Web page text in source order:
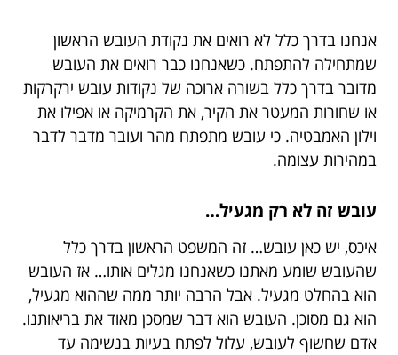
אנחנו בדרך כלל לא רואים את נקודת העובש הראשון
שמתחילה להתפתח. כשאנחנו כבר רואים את העובש
מדובר בדרך כלל בשורה ארוכה של נקודות עובש ירקרקות
או שחורות המעטר את הקיר, את הקרמיקה או אפילו את
וילון האמבטיה. כי עובש מתפתח מהר ועובר מדבר לדבר
במהירות עצומה.
עובש זה לא רק מגעיל…
איכס, יש כאן עובש… זה המשפט הראשון בדרך כלל
שהעובש שומע מאתנו כשאנחנו מגלים אותו… אז העובש
הוא בהחלט מגעיל. אבל הרבה יותר ממה שההוא מגעיל,
הוא גם מסוכן. העובש הוא דבר שמסכן מאוד את בריאותנו.
אדם שחשוף לעובש, עלול לפתח בעיות בנשימה עד